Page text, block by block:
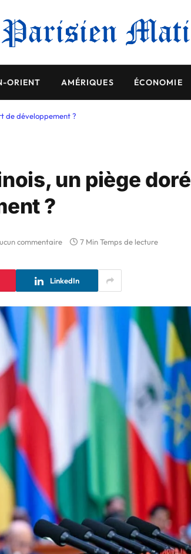
ORIENT AMÉRIQUES ÉCONOMIE
de développement ?
un piège doré
?
commentaire 7 Min Temps de lecture
LinkedIn